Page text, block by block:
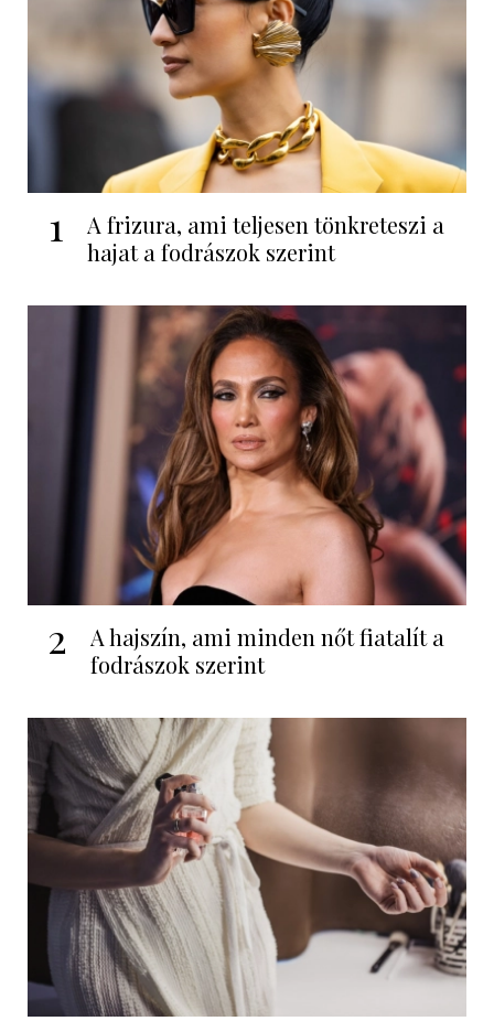
1
A frizura, ami teljesen tönkreteszi a
hajat a fodrászok szerint
2
A hajszín, ami minden nőt fiatalít a
fodrászok szerint